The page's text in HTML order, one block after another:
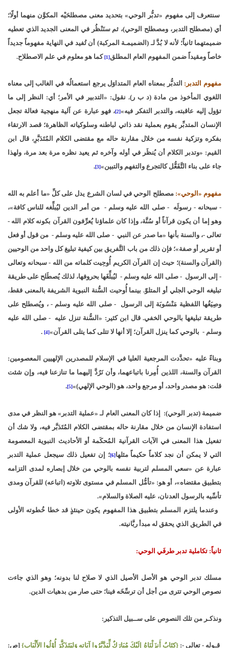
سنتعرف إلى مفهوم «تدبُّر الوحي» بتحديد معنى مصطلحَيْه المكوَّن منهما أولًا؛
أي (مصطلح التدبر، ومصطلح الوحي)، ثم سنَنْظُر في المعنى الجديد الذي تعطيه
ضميمتهما ثانياً؛ لأنه لا بُدَّ لـ (الضميمـة المركبة) أن تُفيد في النهاية مفهوماً جديداً
خاصاً ومقيداً ضمن المفهوم العام المطلق [1] كما هو معلوم في علم الاصطلاح.
مفهوم التدبر: التدبُّر بمعناه العام المتداوَل يرجع استعمالُه في الغالب إلى معناه
اللغوي المأخوذ من مادة (د ب ر). نقول: «التدبير في الأمر؛ أي: النظر إلى ما
تؤول إليه عاقبته، والتدبر التفكر فيه»[2]
، فهو عبارة عن آلية منهجية فعالة تجعل
الإنسان المتدبِّر يقوم بعملية نقد ذاتي لباطنه وسلوكياته الظاهرة؛ قصد الارتقاء
بفكره وتزكية نفسه من خلال مقارنة حاله مع مقتضى الكلام المُتَدَبَّرِ، قال ابن
القيم: «وتدبر الكلام أن يُنظَر في أوله وآخره ثم يعيد نظره مرة بعد مرة، ولهذا
جاء على بناء التَّفَعُّل كالتجرع والتفهم والتبين»[3]
.
مفهوم «الوحي»: مصطلح الوحي في لسان الشرع يدل على كلِّ «ما أعلم به الله
- سبحانه - رسولَه - صلى الله عليه وسلم - من أمر الدين ليُبلِّغه للناس كافة»،
وهو إما أن يكون قرآناً أو سُنَّة، وإذا كان علماؤنا يُعرِّفون القرآن بكونه كلام الله -
تعالى -، والسنة بأنها «ما صدر عن النبي - صلى الله عليه وسلم - من قول أو فعل
أو تقرير أو صفة»؛ فإن ذلك من باب التَّفريق بين كيفية تبليغ كل واحد من الوحيين
(القرآن والسنة)؛ حيث إن القرآن الكريم أُوحِيت كلماته من الله - سبحانه وتعالى
- إلى الرسول - صلى الله عليه وسلم - ليُبلِّغَها بحروفها، لذلك يُصطَلح على طريقة
تبليغه الوحي الجلي أو المتلوّ. بينما أُوحيت السُّنة النبوية الشريفة بالمعنى فقط،
وصِيَغُها اللفظية مَنْسُوبَة إلى الرسول - صلى الله عليه وسلم - ، ويُصطلح على
طريقة تبليغها بالوحي الخفي. قال ابن كثير: «السُّنة تنزل عليه - صلى الله عليه
وسلم - بالوحي كما ينزل القرآن؛ إلا أنها لا تتلى كما يتلى القرآن»[4]
.
وبناءً عليه «تحدَّدت المرجعية العليا في الإسلام للمصدرين الإلهيين المعصومين:
القرآن والسنة، اللذين أُمِرنا باتباعهما، وأن نَرُدَّ إليهما ما تنازعنا فيه، وإن شئت
قلت: هو مصدر واحد، أو مرجع واحد، هو (الوحي الإلهي)»[5]
.
ضميمة (تدبر الوحي):
إذا كان المعنى العام لـ «عملية التدبر» هو النظر في مدى
استفادة الإنسان من خلال مقارنة حاله بمقتضى الكلام المُتَدَبَّر فيه، ولا شك أن
تفعيل هذا المعنى في الآيات القرآنية المُحكَمة أو الأحاديث النبوية المعصومة
التي لا يمكن أن نجد كلاماً حكيماً مثلها[6]
؛ إن تفعيل ذلك سيجعل عملية التدبر
عبارة عن «سعي المسلم لتربية نفسه بالوحي من خلال إبصاره لمدى التزامه
بتطبيق مقتضاه»، أو هو: «تأمُّل المسلم في مستوى تلاوته (اتباعه) للقرآن ومدى
تأسِّيه بالرسول العدنان، عليه الصلاة والسلام».
وعندما يلتزم المسلم بتطبيق هذا المفهوم يكون حينئذٍ قد خطا خُطوته الأولى
في الطريق الذي يحقق له مبدأ ربَّانيته.
ثانياً: تكاملية تدبر طرفَي الوحي:
مسلك تدبر الوحي هو الأصل الأصيل الذي لا صلاح لنا بدونه؛ وهو الذي جاءت
نصوص الوحي تترى من أجل أن ترسِّخَه فينا؛ حتى صار من بدهيات الدين.
ونذكـر من تلك النصوص على ســبيل التذكير:
قـوله - تعالى -:{كِتَابٌ أَنزَلْنَاهُ إلَيْكَ مُبَارَكٌ لِّيَدَّبَّرُوا آيَاتِهِ وَلِيَتَذَكَّرَ أُوْلُوا الأَلْبَابِ} [ص: